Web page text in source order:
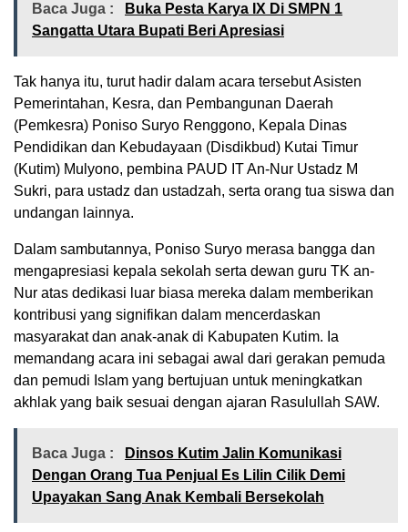
Baca Juga :
Buka Pesta Karya IX Di SMPN 1
Sangatta Utara Bupati Beri Apresiasi
Tak hanya itu, turut hadir dalam acara tersebut Asisten
Pemerintahan, Kesra, dan Pembangunan Daerah
(Pemkesra) Poniso Suryo Renggono, Kepala Dinas
Pendidikan dan Kebudayaan (Disdikbud) Kutai Timur
(Kutim) Mulyono, pembina PAUD IT An-Nur Ustadz M
Sukri, para ustadz dan ustadzah, serta orang tua siswa dan
undangan lainnya.
Dalam sambutannya, Poniso Suryo merasa bangga dan
mengapresiasi kepala sekolah serta dewan guru TK an-
Nur atas dedikasi luar biasa mereka dalam memberikan
kontribusi yang signifikan dalam mencerdaskan
masyarakat dan anak-anak di Kabupaten Kutim. Ia
memandang acara ini sebagai awal dari gerakan pemuda
dan pemudi Islam yang bertujuan untuk meningkatkan
akhlak yang baik sesuai dengan ajaran Rasulullah SAW.
Baca Juga :
Dinsos Kutim Jalin Komunikasi
Dengan Orang Tua Penjual Es Lilin Cilik Demi
Upayakan Sang Anak Kembali Bersekolah